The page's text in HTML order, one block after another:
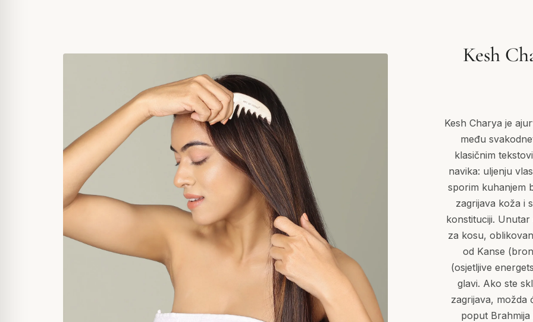
Kesh
Kesh Charya je
među
klasičnim
navika: uljenju
sporim kuhanjem
zagrijava koža i
konstituciji.
za kosu,
od Kanse
(osjetljive
glavi. Ako ste
zagrijava, možda
poput Brahmija